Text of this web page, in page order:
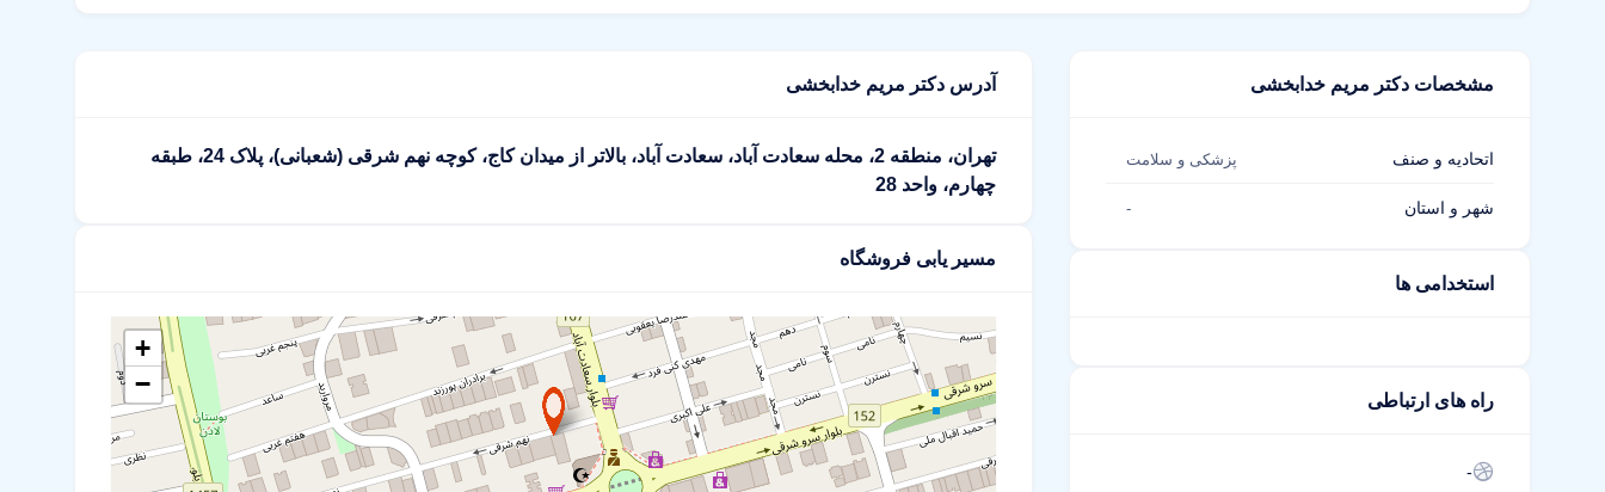
مشخصات دکتر مریم خدابخشی
اتحادیه و صنف پزشکی و سلامت
شهر و استان -
استخدامی ها
راه های ارتباطی
-
آدرس دکتر مریم خدابخشی
تهران، منطقه 2، محله سعادت آباد، سعادت آباد، بالاتر از میدان کاج، کوچه نهم شرقی (شعبانی)، پلاک 24، طبقه
چهارم، واحد 28
مسیر یابی فروشگاه
+
−